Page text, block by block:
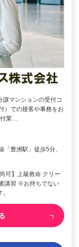
マンションの受付コ
）での接客や事務をお
付業…
「豊洲駅」徒歩5分、
可】上級救命 クリー
講習 ※お持ちでない